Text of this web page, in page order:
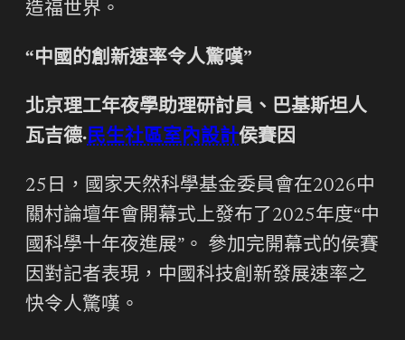
造福世界。
“中國的創新速率令人驚嘆”
北京理工年夜學助理研討員、巴基斯坦人
瓦吉德·民生社區室內設計侯賽因
25日，國家天然科學基金委員會在2026中
關村論壇年會開幕式上發布了2025年度“中
國科學十年夜進展”。 參加完開幕式的侯賽
因對記者表現，中國科技創新發展速率之
快令人驚嘆。